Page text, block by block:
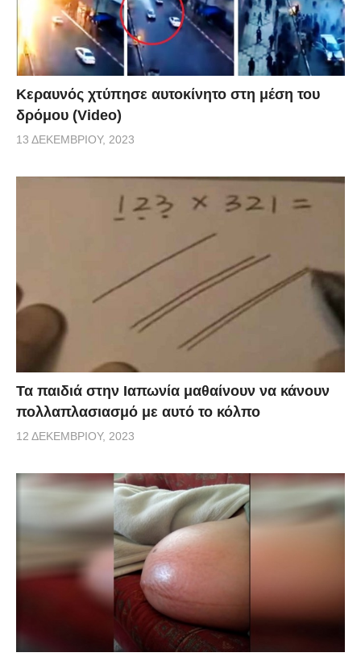
Κεραυνός χτύπησε αυτοκίνητο στη μέση του
δρόμου (Video)
13 ΔΕΚΕΜΒΡΊΟΥ, 2023
Τα παιδιά στην Ιαπωνία μαθαίνουν να κάνουν
πολλαπλασιασμό με αυτό το κόλπο
12 ΔΕΚΕΜΒΡΊΟΥ, 2023